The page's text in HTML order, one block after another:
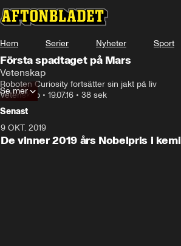
Hem Serier Nyheter Sport
Första spadtaget på Mars
Vetenskap
Roboten Curiosity fortsätter sin jakt på liv
Vetenskap • 19.07.16 • 38 sek
Se mer
Senast
9 OKT. 2019
De vinner 2019 års Nobelpris i kemi